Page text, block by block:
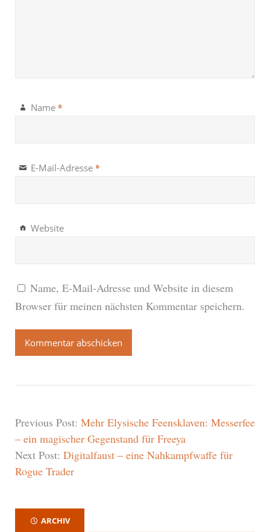
Name *
E-Mail-Adresse *
Website
Name, E-Mail-Adresse und Website in diesem
Browser für meinen nächsten Kommentar speichern.
Previous Post: Mehr Elysische Feensklaven: Messerfee
– ein magischer Gegenstand für Freeya
Next Post: Digitalfaust – eine Nahkampfwaffe für
Rogue Trader
ARCHIV